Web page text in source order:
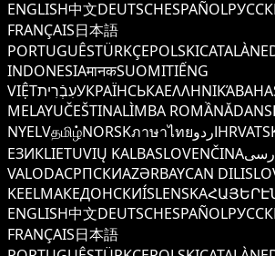
ENGLISH中文DEUTSCHESPAÑOL
FRANÇAIS日本語
PORTUGUÊSTÜRKÇEPOLSKICATALÀ
INDONESIAमानकSUOMITIẾNG
VIỆTעִבְֿרִיתУКРАЇНСЬКАΕΛΛΗΝΙΚΆ
MELAYUČEŠTINALÌMBA ROMẦNĂ
NYELVதமிழ்NORSKภาษาไทยاردو
ЕЗИКLIETUVIŲ KALBASLOVENČINA
VALODAСРПСКИAZƏRBAYCAN DILI
KEELМАКЕДОНСКИÍSLENSKA
ENGLISH中文DEUTSCHESPAÑOL
FRANÇAIS日本語